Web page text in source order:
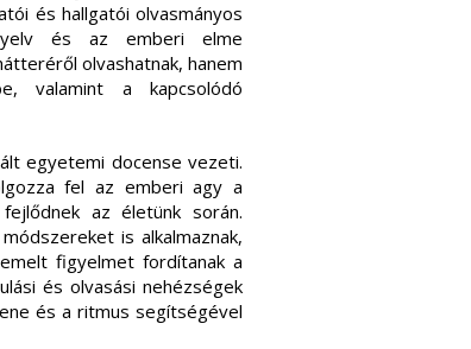
és hallgatói olvasmányos
és az emberi elme
olvashatnak, hanem
valamint a kapcsolódó
egyetemi docense vezeti.
fel az emberi agy a
az életünk során.
is alkalmaznak,
figyelmet fordítanak a
és olvasási nehézségek
és a ritmus segítségével